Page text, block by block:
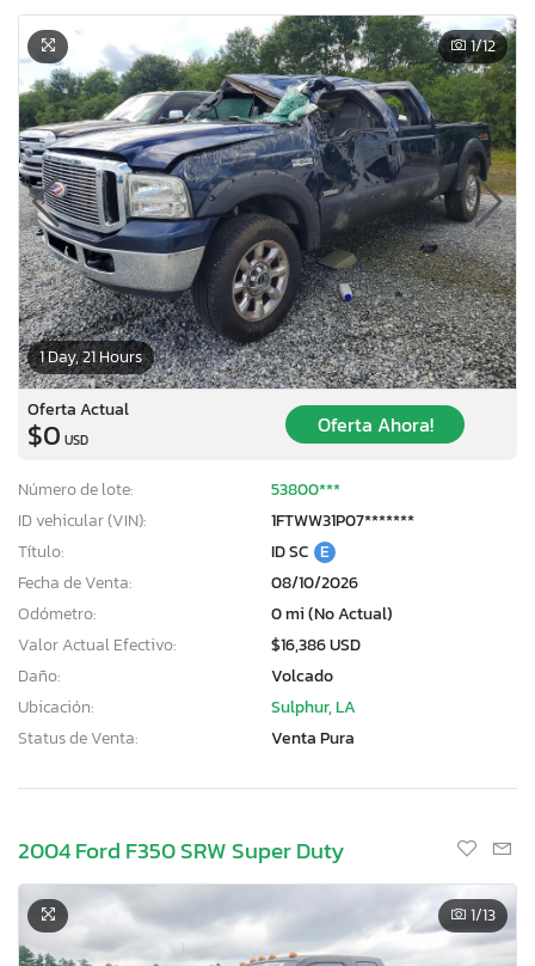
1 Day, 21 Hours
1/12
Oferta Actual
$0 USD
Oferta Ahora!
Número de lote:
53800***
ID vehicular (VIN):
1FTWW31P07*******
Título:
ID SC E
Fecha de Venta:
08/10/2026
Odómetro:
0 mi (No Actual)
Valor Actual Efectivo:
$16,386 USD
Daño:
Volcado
Ubicación:
Sulphur, LA
Status de Venta:
Venta Pura
2004 Ford F350 SRW Super Duty
1/13